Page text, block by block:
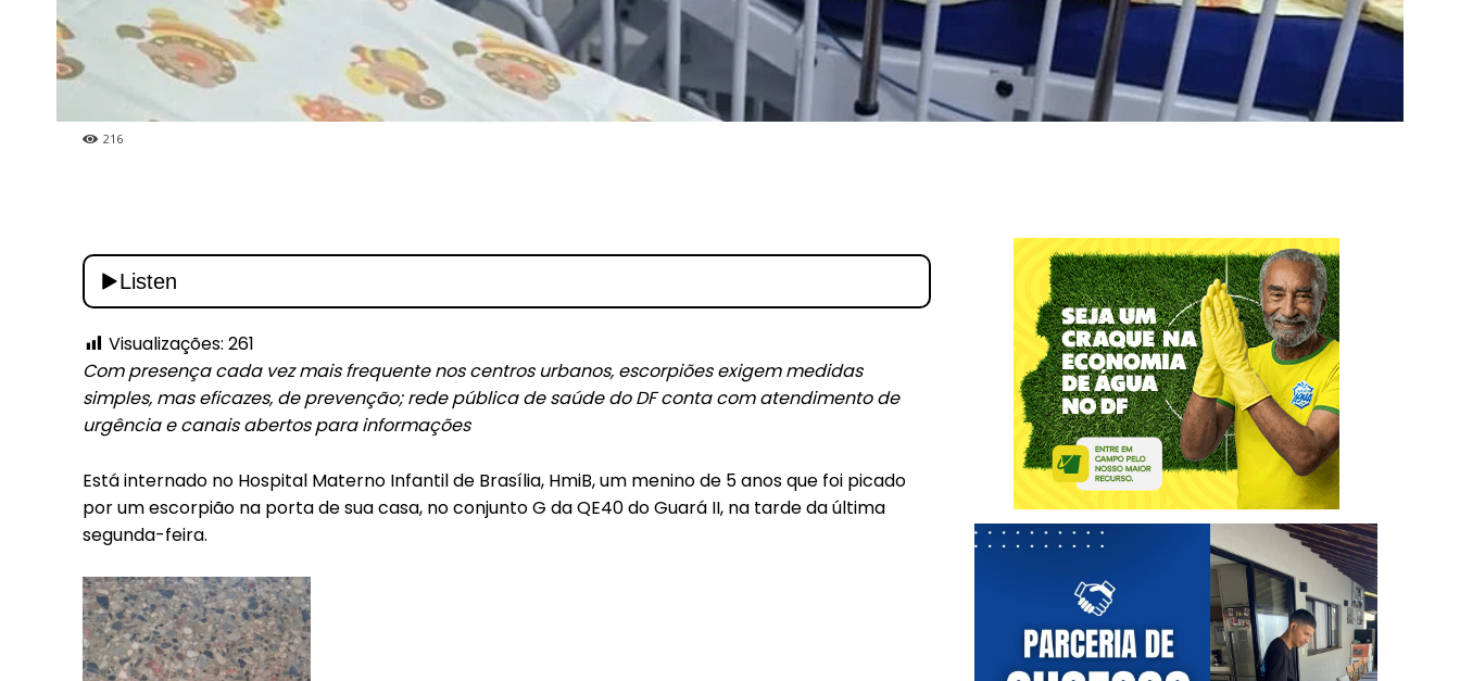
216
Visualizações: 261
Com presença cada vez mais frequente nos centros urbanos, escorpiões exigem medidas
simples, mas eficazes, de prevenção; rede pública de saúde do DF conta com atendimento de
urgência e canais abertos para informações
Está internado no Hospital Materno Infantil de Brasília, HmiB, um menino de 5 anos que foi picado
por um escorpião na porta de sua casa, no conjunto G da QE40 do Guará II, na tarde da última
segunda-feira.